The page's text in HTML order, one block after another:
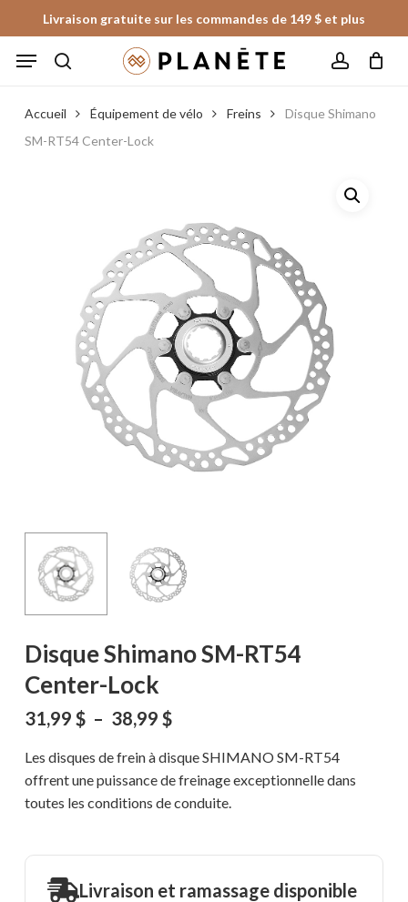
to
main
Livraison gratuite sur les commandes de 149 $ et plus
Menu
Fermer
le
panier
Accueil Équipement de vélo Freins
Disque Shimano
SM-RT54 Center-Lock
Disque Shimano SM-RT54
Center-Lock
31,99 $ – 38,99 $Plage
prix :
31,99 $
à
38,99 $
Les disques de frein à disque SHIMANO SM-RT54
offrent une puissance de freinage exceptionnelle dans
toutes les conditions de conduite.
Livraison et ramassage disponible